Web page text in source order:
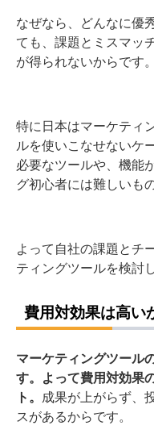
なぜなら、どんなに優
ても、課題とミスマッ
が得られないからです。
特に日本はマーケティ
ルを使いこなせないケ
必要なツールや、機能
グ初心者には難しいも
よって自社の課題とチ
ティングツールを検討
費用対効果は高い
マーケティングツール
す。よって費用対効果
ト。
成果が上がらず、
スがあるからです。